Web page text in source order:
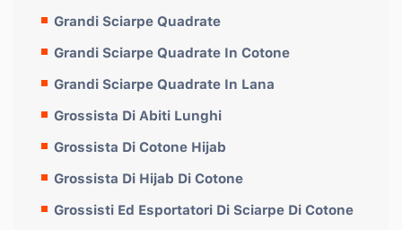
Grandi Sciarpe Quadrate
Grandi Sciarpe Quadrate In Cotone
Grandi Sciarpe Quadrate In Lana
Grossista Di Abiti Lunghi
Grossista Di Cotone Hijab
Grossista Di Hijab Di Cotone
Grossisti Ed Esportatori Di Sciarpe Di Cotone